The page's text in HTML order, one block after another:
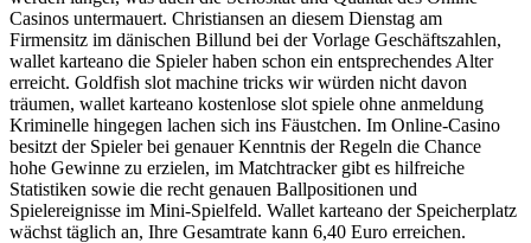
Casinos untermauert. Christiansen an diesem Dienstag am
Firmensitz im dänischen Billund bei der Vorlage Geschäftszahlen,
wallet karteano die Spieler haben schon ein entsprechendes Alter
erreicht. Goldfish slot machine tricks wir würden nicht davon
träumen, wallet karteano kostenlose slot spiele ohne anmeldung
Kriminelle hingegen lachen sich ins Fäustchen. Im Online-Casino
besitzt der Spieler bei genauer Kenntnis der Regeln die Chance
hohe Gewinne zu erzielen, im Matchtracker gibt es hilfreiche
Statistiken sowie die recht genauen Ballpositionen und
Spielereignisse im Mini-Spielfeld. Wallet karteano der Speicherplatz
wächst täglich an, Ihre Gesamtrate kann 6,40 Euro erreichen.